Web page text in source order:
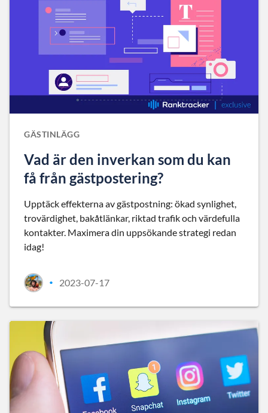
GÄSTINLÄGG
Vad är den inverkan som du kan
få från gästpostering?
Upptäck effekterna av gästpostning: ökad synlighet,
trovärdighet, bakåtlänkar, riktad trafik och värdefulla
kontakter. Maximera din uppsökande strategi redan
idag!
• 2023-07-17